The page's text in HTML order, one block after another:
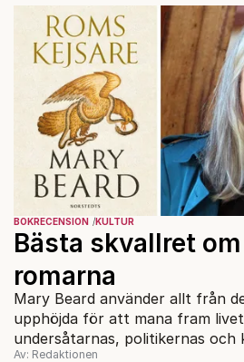
BOKRECENSION KULTUR
Bästa skvallret
romarna
Mary Beard använder allt från
upphöjda för att mana fram
undersåtarnas, politikernas och
Av: Redaktionen